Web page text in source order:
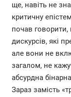
ще, навіть не
критичну
почав говорити,
дискурсів, які
але вони не
загалом, не
абсурдна
Зараз замість